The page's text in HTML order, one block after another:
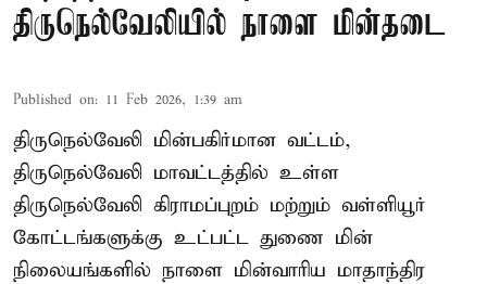
திருநெல்வேலியில் நாளை மின்தடை
Published on: 11 Feb 2026, 1:39 am
திருநெல்வேலி மின்பகிர்மான வட்டம்,
திருநெல்வேலி மாவட்டத்தில் உள்ள
திருநெல்வேலி கிராமப்புறம் மற்றும் வள்ளியூர்
கோட்டங்களுக்கு உட்பட்ட துணை மின்
நிலையங்களில் நாளை மின்வாரிய மாதாந்திர